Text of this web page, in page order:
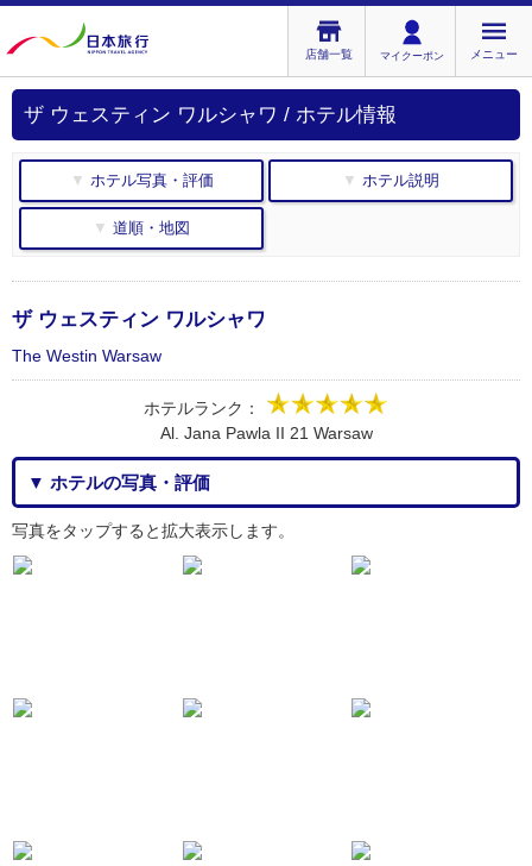
店舗一覧 マイクーポン メニュー
ザ ウェスティン ワルシャワ / ホテル情報
▼ ホテル写真・評価 ▼ ホテル説明
▼ 道順・地図
ザ ウェスティン ワルシャワ
The Westin Warsaw
ホテルランク：
Al. Jana Pawla II 21 Warsaw
▼ ホテルの写真・評価
写真をタップすると拡大表示します。